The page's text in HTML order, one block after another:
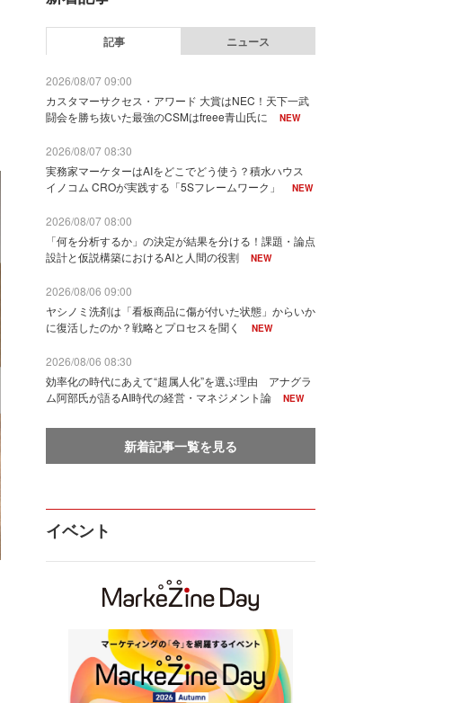
記事 ニュース
2026/08/07 09:00
カスタマーサクセス・アワード 大賞はNEC！天下一武
闘会を勝ち抜いた最強のCSMはfreee青山氏に
NEW
2026/08/07 08:30
実務家マーケターはAIをどこでどう使う？積水ハウス
イノコム CROが実践する「5Sフレームワーク」
NEW
2026/08/07 08:00
「何を分析するか」の決定が結果を分ける！課題・論点
設計と仮説構築におけるAIと人間の役割
NEW
2026/08/06 09:00
ヤシノミ洗剤は「看板商品に傷が付いた状態」からいか
に復活したのか？戦略とプロセスを聞く
NEW
2026/08/06 08:30
効率化の時代にあえて“超属人化”を選ぶ理由 アナグラ
ム阿部氏が語るAI時代の経営・マネジメント論
NEW
新着記事一覧を見る
イベント